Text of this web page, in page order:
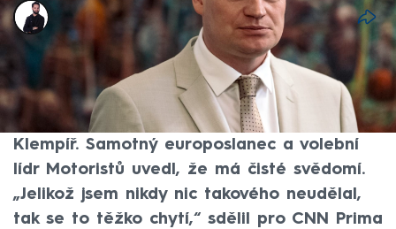
Marek Veselý
6. čvn 2025, 14:37
Na Filipa Turka se údajně chystá nějaká
znásilňovací kauza. Ve vysílání CNN Prima
NEWS to řekl marketingový expert Oto
Klempíř. Samotný europoslanec a volební
lídr Motoristů uvedl, že má čisté svědomí.
„Jelikož jsem nikdy nic takového neudělal,
tak se to těžko chytí,“ sdělil pro CNN Prima